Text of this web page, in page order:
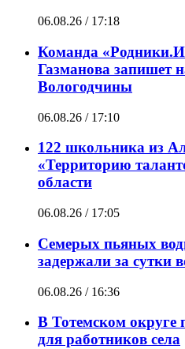
06.08.26 / 17:18
Команда
Газманова запишет
Вологодчины
06.08.26 / 17:10
122 школьника из
«Территорию
области
06.08.26 / 17:05
Семерых пьяных
задержали за сутки
06.08.26 / 16:36
В Тотемском округе
для работников села